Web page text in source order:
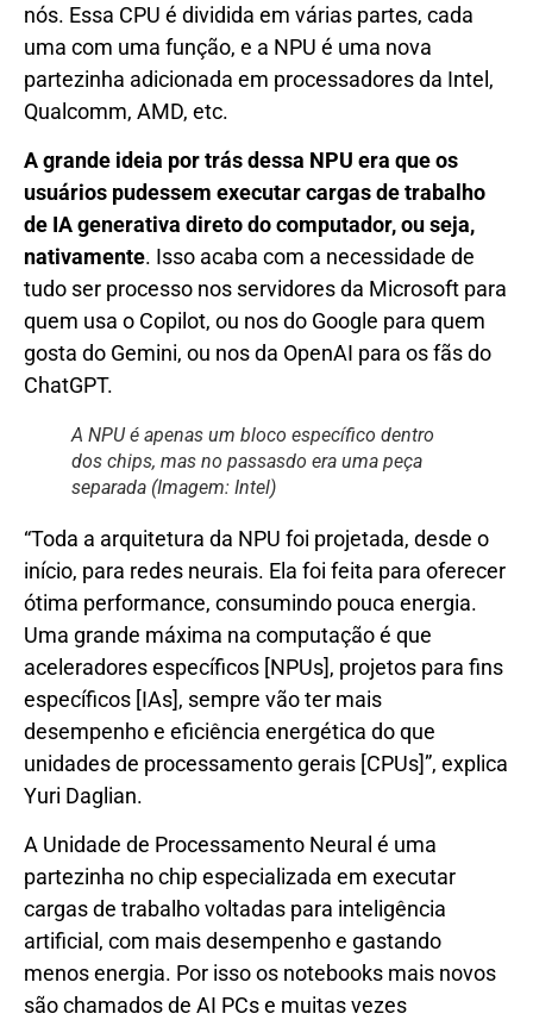
nós. Essa CPU é dividida em várias partes, cada
uma com uma função, e a NPU é uma nova
partezinha adicionada em processadores da Intel,
Qualcomm, AMD, etc.
A grande ideia por trás dessa NPU era que os
usuários pudessem executar cargas de trabalho
de IA generativa direto do computador, ou seja,
nativamente. Isso acaba com a necessidade de
tudo ser processo nos servidores da Microsoft para
quem usa o Copilot, ou nos do Google para quem
gosta do Gemini, ou nos da OpenAI para os fãs do
ChatGPT.
A NPU é apenas um bloco específico dentro
dos chips, mas no passasdo era uma peça
separada (Imagem: Intel)
“Toda a arquitetura da NPU foi projetada, desde o
início, para redes neurais. Ela foi feita para oferecer
ótima performance, consumindo pouca energia.
Uma grande máxima na computação é que
aceleradores específicos [NPUs], projetos para fins
específicos [IAs], sempre vão ter mais
desempenho e eficiência energética do que
unidades de processamento gerais [CPUs]”, explica
Yuri Daglian.
A Unidade de Processamento Neural é uma
partezinha no chip especializada em executar
cargas de trabalho voltadas para inteligência
artificial, com mais desempenho e gastando
menos energia. Por isso os notebooks mais novos
são chamados de AI PCs e muitas vezes